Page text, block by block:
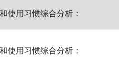
使用习惯综合分析：
使用习惯综合分析：